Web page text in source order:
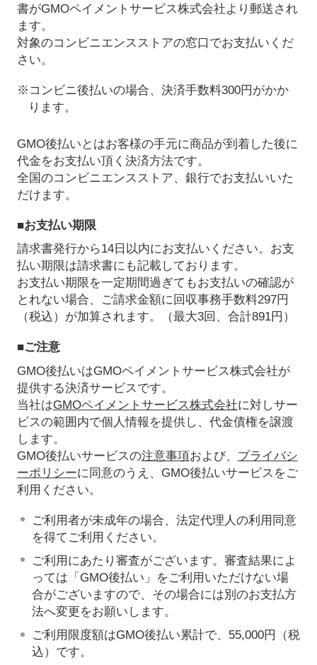
書がGMOペイメントサービス株式会社より郵送され
ます。
対象のコンビニエンスストアの窓口でお支払いくだ
さい。
※コンビニ後払いの場合、決済手数料300円がかか
ります。
GMO後払いとはお客様の手元に商品が到着した後に
代金をお支払い頂く決済方法です。
全国のコンビニエンスストア、銀行でお支払いいた
だけます。
■お支払い期限
請求書発行から14日以内にお支払いください。お支
払い期限は請求書にも記載しております。
お支払い期限を一定期間過ぎてもお支払いの確認が
とれない場合、ご請求金額に回収事務手数料297円
（税込）が加算されます。（最大3回、合計891円）
■ご注意
GMO後払いはGMOペイメントサービス株式会社が
提供する決済サービスです。
当社はGMOペイメントサービス株式会社に対しサー
ビスの範囲内で個人情報を提供し、代金債権を譲渡
します。
GMO後払いサービスの注意事項および、 プライバシ
ーポリシーに同意のうえ、GMO後払いサービスをご
利用ください。
ご利用者が未成年の場合、法定代理人の利用同意
を得てご利用ください。
ご利用にあたり審査がございます。審査結果によ
っては「GMO後払い」をご利用いただけない場
合がございますので、その場合には別のお支払方
法へ変更をお願いします。
ご利用限度額はGMO後払い累計で、55,000円（税
込）です。